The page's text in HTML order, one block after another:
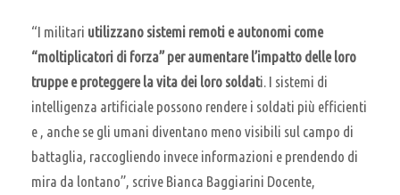
“I militari utilizzano sistemi remoti e autonomi come
“moltiplicatori di forza” per aumentare l’impatto delle loro
truppe e proteggere la vita dei loro soldati. I sistemi di
intelligenza artificiale possono rendere i soldati più efficienti
e , anche se gli umani diventano meno visibili sul campo di
battaglia, raccogliendo invece informazioni e prendendo di
mira da lontano”, scrive Bianca Baggiarini Docente,